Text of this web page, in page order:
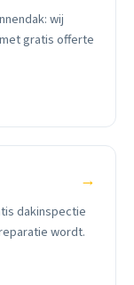
wij
gratis offerte
→
dakinspectie
wordt.